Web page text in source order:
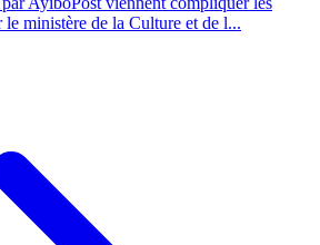
ministère de la Culture et de l...